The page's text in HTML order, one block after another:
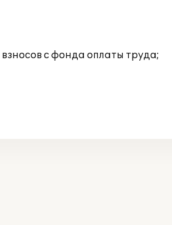
с фонда оплаты труда;